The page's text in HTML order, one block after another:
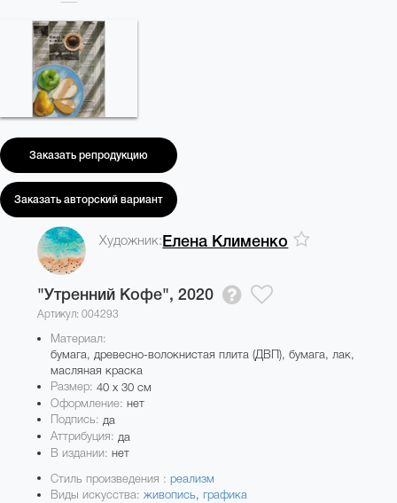
Заказать репродукцию
Заказать авторский вариант
Художник:Елена Клименко
"Утренний Кофе", 2020
Артикул: 004293
Материал:
бумага, древесно-волокнистая плита (ДВП), бумага, лак,
масляная краска
Размер: 40 x 30 см
Оформление:нет
Подпись: да
Аттрибуция: да
В издании:нет
Стиль произведения : реализм
Виды искусства:живопись,графика